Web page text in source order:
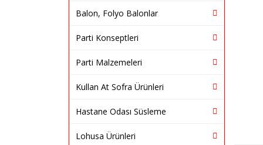
Balon, Folyo Balonlar
Parti Konseptleri
Parti Malzemeleri
Kullan At Sofra Ürünleri
Hastane Odası Süsleme
Lohusa Ürünleri